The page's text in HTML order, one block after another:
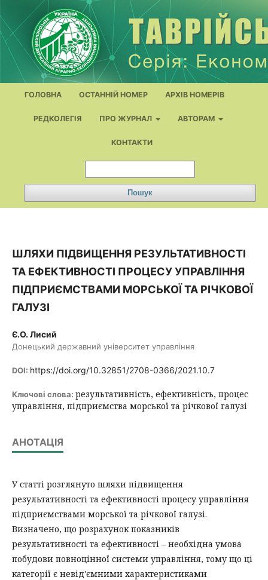
ГОЛОВНА ОСТАННІЙ НОМЕР АРХІВ НОМЕРІВ
РЕДКОЛЕГІЯ ПРО ЖУРНАЛ АВТОРАМ
КОНТАКТИ
Пошук
ШЛЯХИ ПІДВИЩЕННЯ РЕЗУЛЬТАТИВНОСТІ
ТА ЕФЕКТИВНОСТІ ПРОЦЕСУ УПРАВЛІННЯ
ПІДПРИЄМСТВАМИ МОРСЬКОЇ ТА РІЧКОВОЇ
ГАЛУЗІ
Є.О. Лисий
Донецький державний університет управління
DOI: https://doi.org/10.32851/2708-0366/2021.10.7
Ключові слова: результативність, ефективність, процес
управління, підприємства морської та річкової галузі
АНОТАЦІЯ
У статті розглянуто шляхи підвищення
результативності та ефективності процесу управління
підприємствами морської та річкової галузі.
Визначено, що розрахунок показників
результативності та ефективності – необхідна умова
побудови повноцінної системи управління, тому що ці
категорії є невід'ємними характеристиками